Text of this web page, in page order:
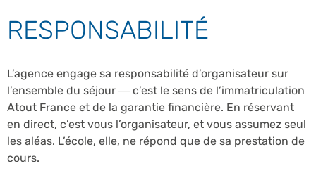
RESPONSABILITÉ
L’agence engage sa responsabilité d’organisateur sur
l’ensemble du séjour — c’est le sens de l’immatriculation
Atout France et de la garantie financière. En réservant
en direct, c’est vous l’organisateur, et vous assumez seul
les aléas. L’école, elle, ne répond que de sa prestation de
cours.